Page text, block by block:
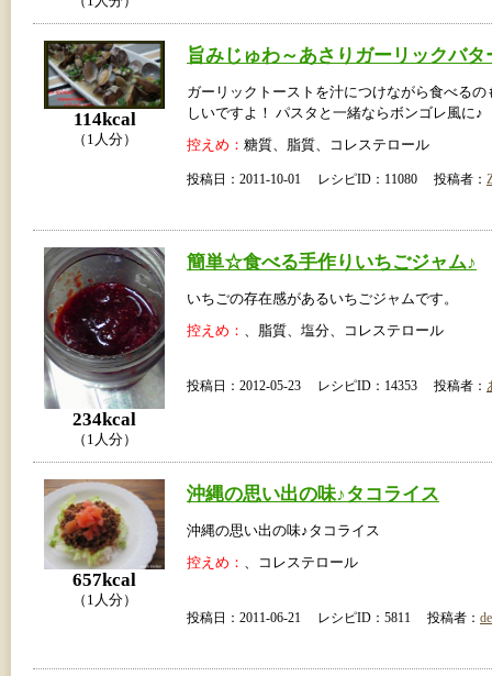
114kcal
（1人分）
旨みじゅわ～あさりガーリックバタ
ガーリックトーストを汁につけながら食べるの
しいですよ！ パスタと一緒ならボンゴレ風に♪
控えめ： 糖質、脂質、コレステロール
投稿日：2011-10-01 レシピID：11080 投稿者：
234kcal
（1人分）
簡単☆食べる手作りいちごジャム♪
いちごの存在感があるいちごジャムです。
控えめ： 、脂質、塩分、コレステロール
投稿日：2012-05-23 レシピID：14353 投稿者：
657kcal
（1人分）
沖縄の思い出の味♪タコライス
沖縄の思い出の味♪タコライス
控えめ： 、コレステロール
投稿日：2011-06-21 レシピID：5811 投稿者：